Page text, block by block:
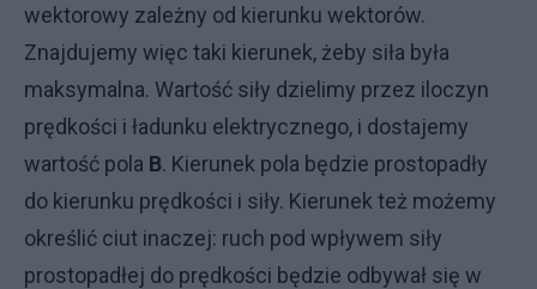
wektorowy zależny od kierunku wektorów.
Znajdujemy więc taki kierunek, żeby siła była
maksymalna. Wartość siły dzielimy przez iloczyn
prędkości i ładunku elektrycznego, i dostajemy
wartość pola B. Kierunek pola będzie prostopadły
do kierunku prędkości i siły. Kierunek też możemy
określić ciut inaczej: ruch pod wpływem siły
prostopadłej do prędkości będzie odbywał się w